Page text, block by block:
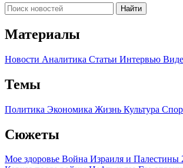
Найти
Материалы
Новости Аналитика Статьи Интервью
Темы
Политика Экономика Жизнь Культура
Сюжеты
Мое здоровье Война Израиля и Палестины